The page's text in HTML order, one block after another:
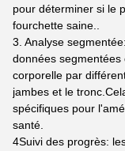
pour déterminer si le
fourchette saine..
3. Analyse
données
corporelle par
jambes et le
spécifiques pour
santé.
4Suivi des progrès: